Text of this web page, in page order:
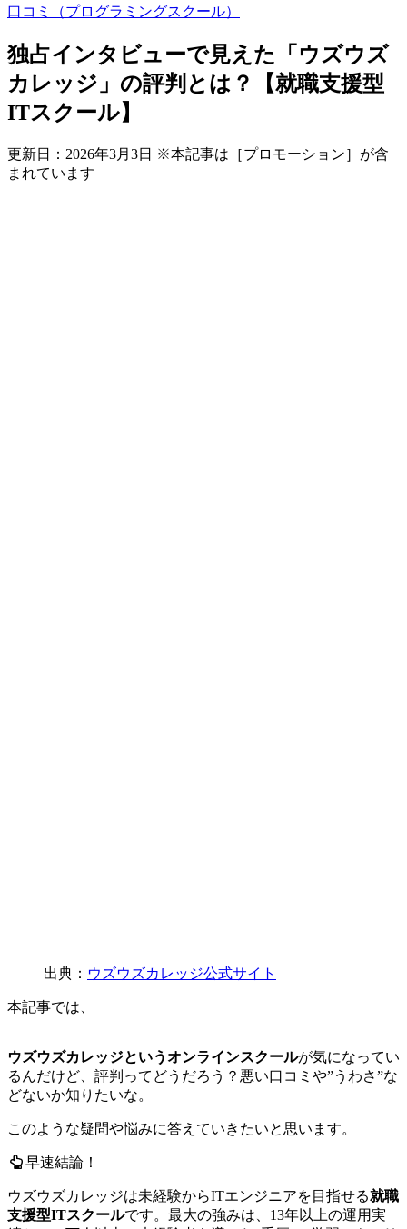
口コミ（プログラミングスクール）
独占インタビューで見えた「ウズウズ
カレッジ」の評判とは？【就職支援型
ITスクール】
更新日： 2026年3月3日 ※本記事は［プロモーション］が含
まれています
出典： ウズウズカレッジ公式サイト
本記事では、
ウズウズカレッジというオンラインスクールが気になってい
るんだけど、評判ってどうだろう？悪い口コミや”うわさ”な
どないか知りたいな。
このような疑問や悩みに答えていきたいと思います。
早速結論！
ウズウズカレッジは未経験からITエンジニアを目指せる就職
支援型ITスクールです。最大の強みは、13年以上の運用実